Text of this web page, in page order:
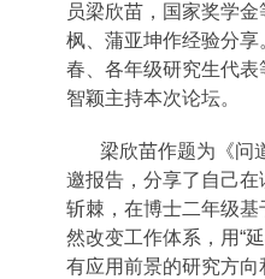
员梁欣苗，国家奖学
枫、蒲亚坤作经验分
春、各年级研究生代
智颖主持本次论坛。
梁欣苗作题为《问
邀报告，分享了自己在
斩棘，在博士二年级
然改变工作体系，用“
有应用前景的研究方向